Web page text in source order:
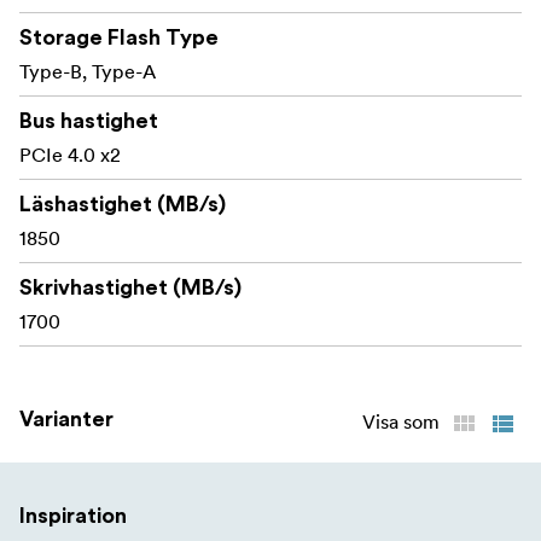
Stödjande: VPG200 är certifierad för att fungera
med alla Sony-kameralägen
Kompatibel: Helt kompatibel med specifikationen
CFexpress Type A 4.0 och uppfyller
specifikationerna för Type A 2.0
och enheter med läsarplatser
Bekymmersfri: 3 års begränsad garanti från OWC
**Inkluderar
OWC Atlas Pro CFexpress 4.0 typ A-kort
Storage Flash Type
Type-B, Type-A
Bus hastighet
PCIe 4.0 x2
Läshastighet (MB/s)
1850
Skrivhastighet (MB/s)
1700
Varianter Visa som
Inspiration